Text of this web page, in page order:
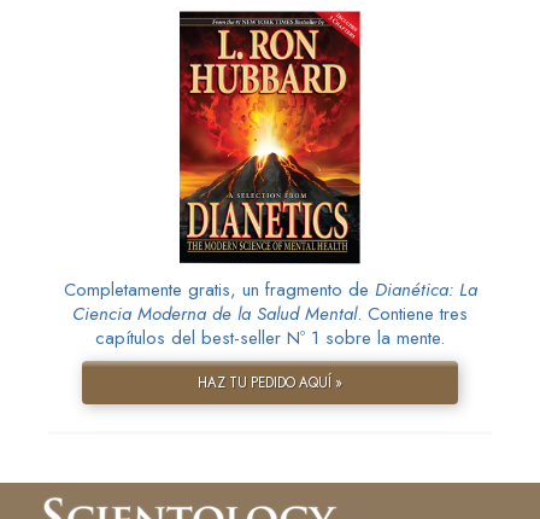
Completamente gratis, un fragmento de Dianética: La
Ciencia Moderna de la Salud Mental. Contiene tres
capítulos del best-seller Nº 1 sobre la mente.
HAZ TU PEDIDO AQUÍ »